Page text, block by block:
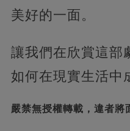
美好的一面。
讓我們在欣賞這部
如何在現實生活中
嚴禁無授權轉載，違者將